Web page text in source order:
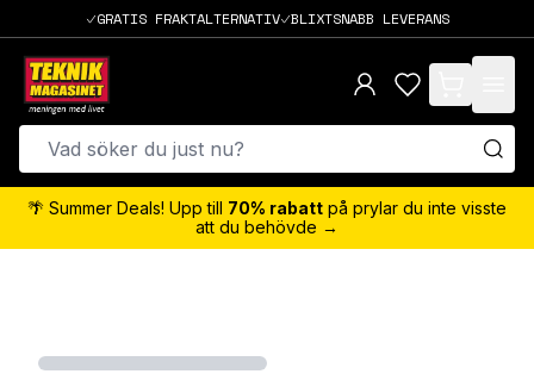
GRATIS FRAKTALTERNATIV BLIXTSNABB LEVERANS
items in cart,
🌴 Summer Deals! Upp till 70% rabatt på prylar du inte visste
att du behövde →